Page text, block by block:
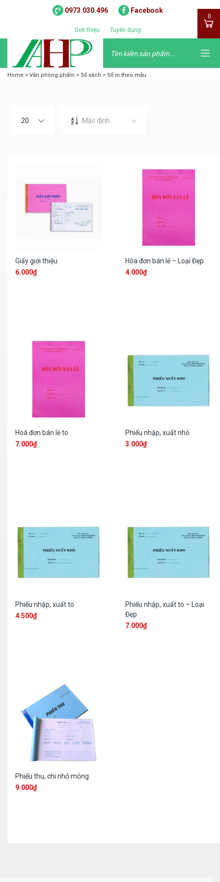
0973.030.496 Facebook
Giới thiệu Tuyển dụng
0
Home > Văn phòng phẩm > Sổ sách > Sổ in theo mẫu
20 Mặc định
Giấy giới thiệu
6.000₫
Hóa đơn bán lẻ – Loại Đẹp
4.000₫
Hoá đơn bán lẻ to
7.000₫
Phiếu nhập, xuất nhỏ
3.000₫
Phiếu nhập, xuất to
4.500₫
Phiếu nhập, xuất to – Loại
Đẹp
7.000₫
Phiếu thu, chi nhỏ mỏng
9.000₫